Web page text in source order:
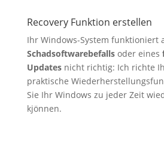
Recovery Funktion erstellen
Ihr Windows-System funktioniert
Schadsoftwarebefallsoder eines
Updatesnicht richtig: Ich richte
praktische
Sie Ihr Windows zu jeder Zeit
kjönnen.